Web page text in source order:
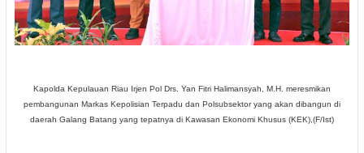
Kapolda Kepulauan Riau Irjen Pol Drs. Yan Fitri Halimansyah, M.H. meresmikan
pembangunan Markas Kepolisian Terpadu dan Polsubsektor yang akan dibangun di
daerah Galang Batang yang tepatnya di Kawasan Ekonomi Khusus (KEK),(F/Ist)